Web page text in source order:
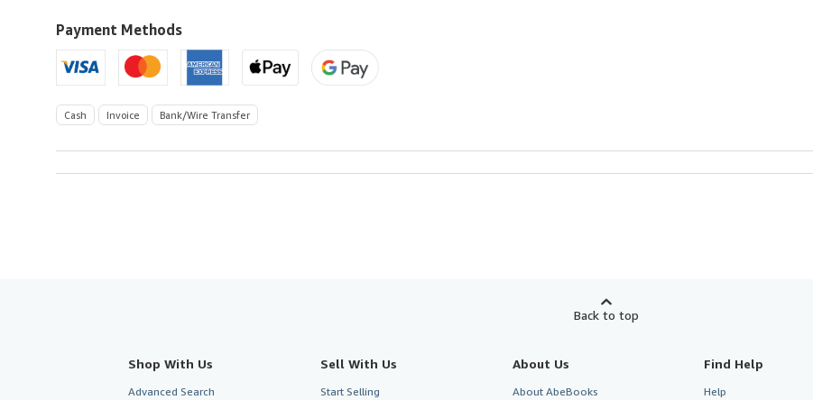
U.S.A.
Payment Methods
Cash Invoice Bank/Wire Transfer
Back to top
Shop With Us
Advanced Search
Sell With Us
Start Selling
About Us
About AbeBooks
Find Help
Help